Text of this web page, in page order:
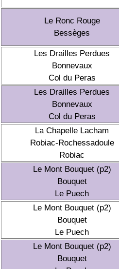
Le Ronc Rouge
Bessèges
Les Drailles Perdues
Bonnevaux
Col du Peras
Les Drailles Perdues
Bonnevaux
Col du Peras
La Chapelle Lacham
Robiac-Rochessadoule
Robiac
Le Mont Bouquet (p2)
Bouquet
Le Puech
Le Mont Bouquet (p2)
Bouquet
Le Puech
Le Mont Bouquet (p2)
Bouquet